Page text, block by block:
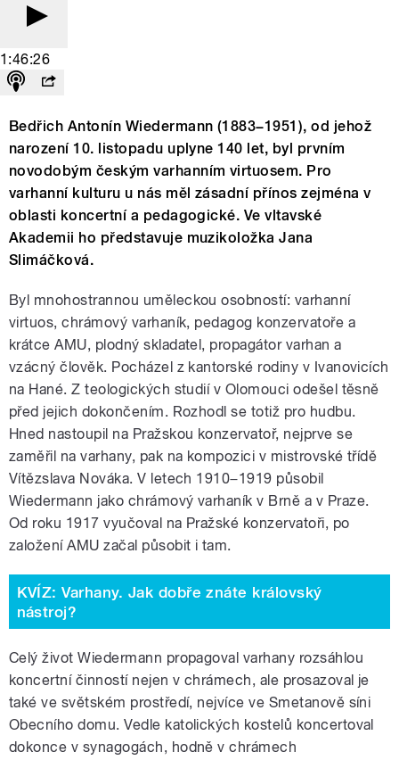
1:46:26
Bedřich Antonín Wiedermann (1883−1951), od jehož
narození 10. listopadu uplyne 140 let, byl prvním
novodobým českým varhanním virtuosem. Pro
varhanní kulturu u nás měl zásadní přínos zejména v
oblasti koncertní a pedagogické. Ve vltavské
Akademii ho představuje muzikoložka Jana
Slimáčková.
Byl mnohostrannou uměleckou osobností: varhanní
virtuos, chrámový varhaník, pedagog konzervatoře a
krátce AMU, plodný skladatel, propagátor varhan a
vzácný člověk. Pocházel z kantorské rodiny v Ivanovicích
na Hané. Z teologických studií v Olomouci odešel těsně
před jejich dokončením. Rozhodl se totiž pro hudbu.
Hned nastoupil na Pražskou konzervatoř, nejprve se
zaměřil na varhany, pak na kompozici v mistrovské třídě
Vítězslava Nováka. V letech 1910−1919 působil
Wiedermann jako chrámový varhaník v Brně a v Praze.
Od roku 1917 vyučoval na Pražské konzervatoři, po
založení AMU začal působit i tam.
KVÍZ: Varhany. Jak dobře znáte královský
nástroj?
Celý život Wiedermann propagoval varhany rozsáhlou
koncertní činností nejen v chrámech, ale prosazoval je
také ve světském prostředí, nejvíce ve Smetanově síni
Obecního domu. Vedle katolických kostelů koncertoval
dokonce v synagogách, hodně v chrámech